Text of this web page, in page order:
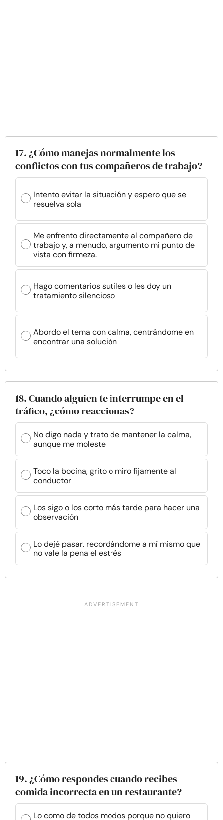
17. ¿Cómo manejas normalmente los
conflictos con tus compañeros de trabajo?
Intento evitar la situación y espero que se
resuelva sola
Me enfrento directamente al compañero de
trabajo y, a menudo, argumento mi punto de
vista con firmeza.
Hago comentarios sutiles o les doy un
tratamiento silencioso
Abordo el tema con calma, centrándome en
encontrar una solución
18. Cuando alguien te interrumpe en el
tráfico, ¿cómo reaccionas?
No digo nada y trato de mantener la calma,
aunque me moleste
Toco la bocina, grito o miro fijamente al
conductor
Los sigo o los corto más tarde para hacer una
observación
Lo dejé pasar, recordándome a mí mismo que
no vale la pena el estrés
19. ¿Cómo respondes cuando recibes
comida incorrecta en un restaurante?
Lo como de todos modos porque no quiero